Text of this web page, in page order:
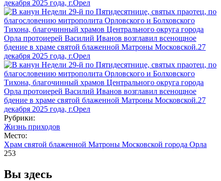
Рубрики:
Жизнь приходов
Место:
Храм святой блаженной Матроны Московской города Орла
253
Вы здесь